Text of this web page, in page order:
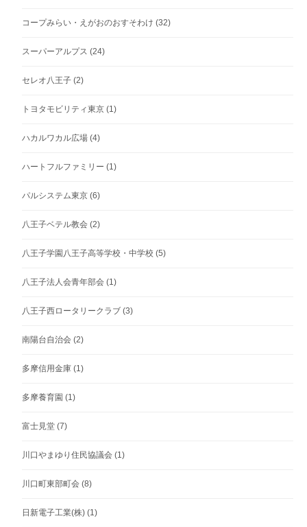
コープみらい・えがおのおすそわけ (32)
スーパーアルプス (24)
セレオ八王子 (2)
トヨタモビリティ東京 (1)
ハカルワカル広場 (4)
ハートフルファミリー (1)
パルシステム東京 (6)
八王子ベテル教会 (2)
八王子学園八王子高等学校・中学校 (5)
八王子法人会青年部会 (1)
八王子西ロータリークラブ (3)
南陽台自治会 (2)
多摩信用金庫 (1)
多摩養育園 (1)
富士見堂 (7)
川口やまゆり住民協議会 (1)
川口町東部町会 (8)
日新電子工業(株) (1)